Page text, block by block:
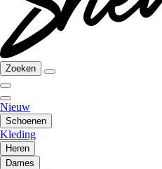
Zoeken
Nieuw
Schoenen
Kleding
Heren
Dames